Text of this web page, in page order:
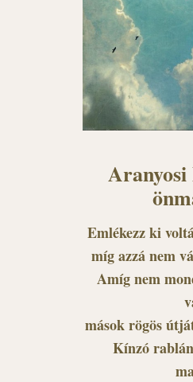
Emlékezz ki
míg azzá nem
Amíg nem
mások rögös
Kínzó